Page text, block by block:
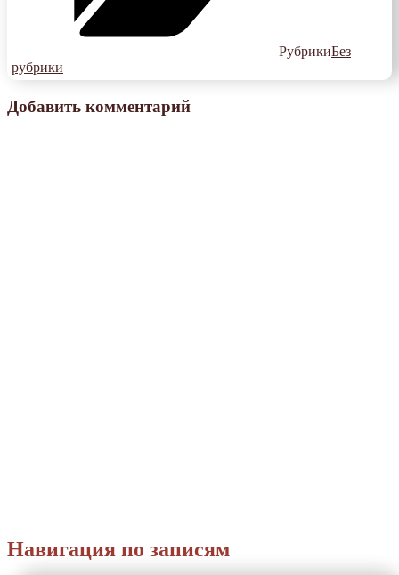
РубрикиБез
рубрики
Добавить комментарий
Навигация по записям